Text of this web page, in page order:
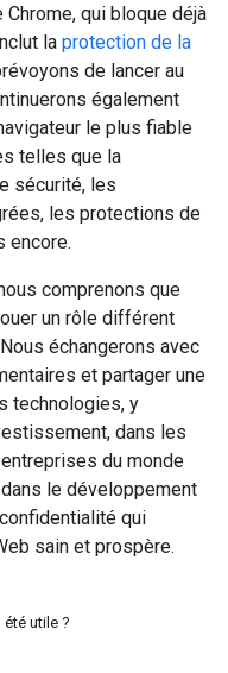
qui bloque déjà
la protection de la
de lancer au
également
le plus fiable
telles que la
sécurité, les
les protections de
encore.
comprenons que
un rôle différent
échangerons avec
et partager une
technologies, y
dans les
du monde
le développement
qui
sain et prospère.
utile ?